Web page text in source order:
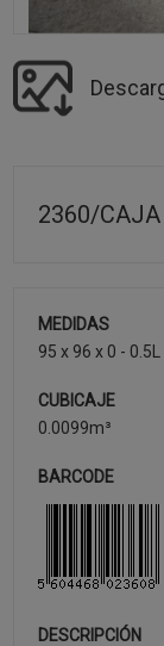
2360/
MEDIDAS
95 x 96 x 0 - 0.5L
CUBICAJE
0.0099m³
BARCODE
DESCRIPCIÓN